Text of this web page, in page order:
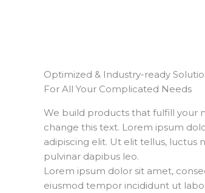
Optimized & Industry-ready
For All Your Complicated Needs​
We build products that fulfill your
change this text. Lorem ipsum
adipiscing elit. Ut elit tellus, luctus
pulvinar dapibus leo.
Lorem ipsum dolor sit amet,
eiusmod tempor incididunt ut